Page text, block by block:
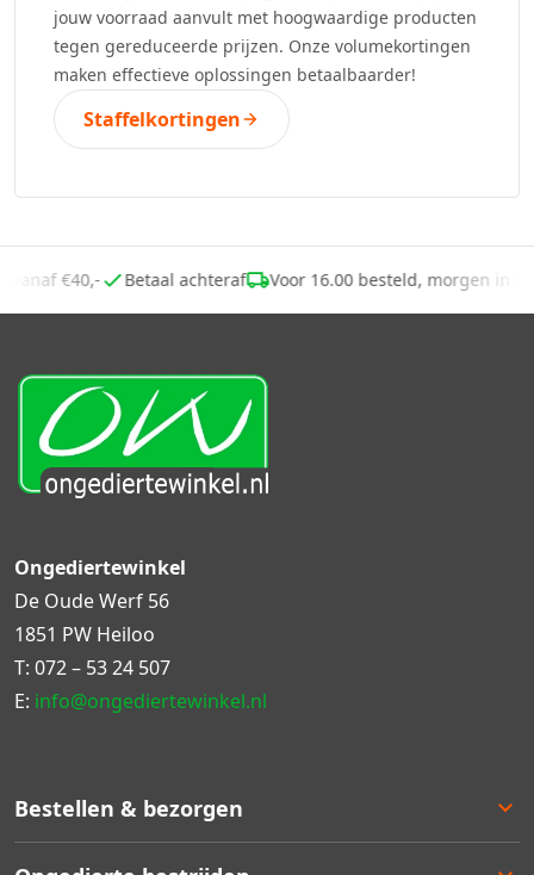
jouw voorraad aanvult met hoogwaardige producten
tegen gereduceerde prijzen. Onze volumekortingen
maken effectieve oplossingen betaalbaarder!
Staffelkortingen
vanaf €40,- Betaal achteraf Voor 16.00 besteld, morgen in
Bestellen & bezorgen
Bestellen
Ongediertewinkel
De Oude Werf 56
1851 PW Heiloo
T: 072 – 53 24 507
E: info@ongediertewinkel.nl